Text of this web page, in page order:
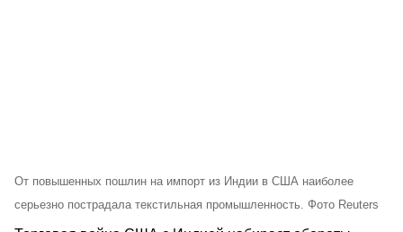
От повышенных пошлин на импорт из Индии в США наиболее
серьезно пострадала текстильная промышленность. Фото Reuters